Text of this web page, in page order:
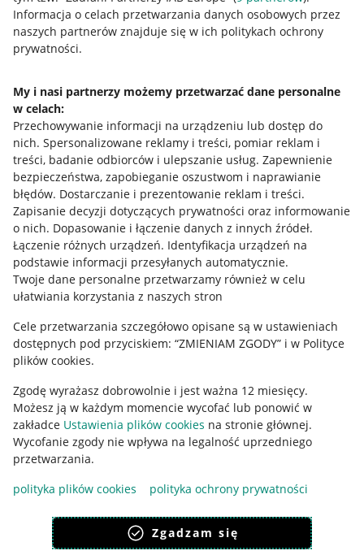
Informacja o celach przetwarzania danych osobowych przez
naszych partnerów znajduje się w ich politykach ochrony
prywatności.
My i nasi partnerzy możemy przetwarzać dane personalne
w celach:
Przechowywanie informacji na urządzeniu lub dostęp do
nich. Spersonalizowane reklamy i treści, pomiar reklam i
treści, badanie odbiorców i ulepszanie usług. Zapewnienie
bezpieczeństwa, zapobieganie oszustwom i naprawianie
błędów. Dostarczanie i prezentowanie reklam i treści.
Zapisanie decyzji dotyczących prywatności oraz informowanie
o nich. Dopasowanie i łączenie danych z innych źródeł.
Łączenie różnych urządzeń. Identyfikacja urządzeń na
podstawie informacji przesyłanych automatycznie.
Twoje dane personalne przetwarzamy również w celu
ułatwiania korzystania z naszych stron
Cele przetwarzania szczegółowo opisane są w ustawieniach
dostępnych pod przyciskiem: “ZMIENIAM ZGODY” i w Polityce
plików cookies.
Zgodę wyrażasz dobrowolnie i jest ważna 12 miesięcy.
Możesz ją w każdym momencie wycofać lub ponowić w
zakładce Ustawienia plików cookies na stronie głównej.
Wycofanie zgody nie wpływa na legalność uprzedniego
przetwarzania.
polityka plików cookies
polityka ochrony prywatności
Zgadzam się
Polityka plików "cookies"
Ustawienia plików "cookies"
Informacje dla Aktu o Usługach Cyfrowych
Pobierz aplikację
Korzystanie z serwisu oznacza akceptacjęregulaminu.